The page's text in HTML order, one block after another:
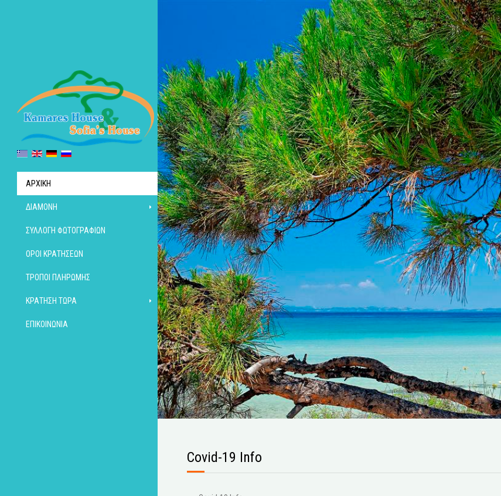
ΑΡΧΙΚΉ
ΔΙΑΜΟΝΉ
ΣΥΛΛΟΓΉ ΦΩΤΟΓΡΑΦΙΏΝ
ΌΡΟΙ ΚΡΑΤΉΣΕΩΝ
ΤΡΌΠΟΙ ΠΛΗΡΩΜΉΣ
ΚΡΆΤΗΣΗ ΤΏΡΑ
ΕΠΙΚΟΙΝΩΝΊΑ
Covid-19 Info